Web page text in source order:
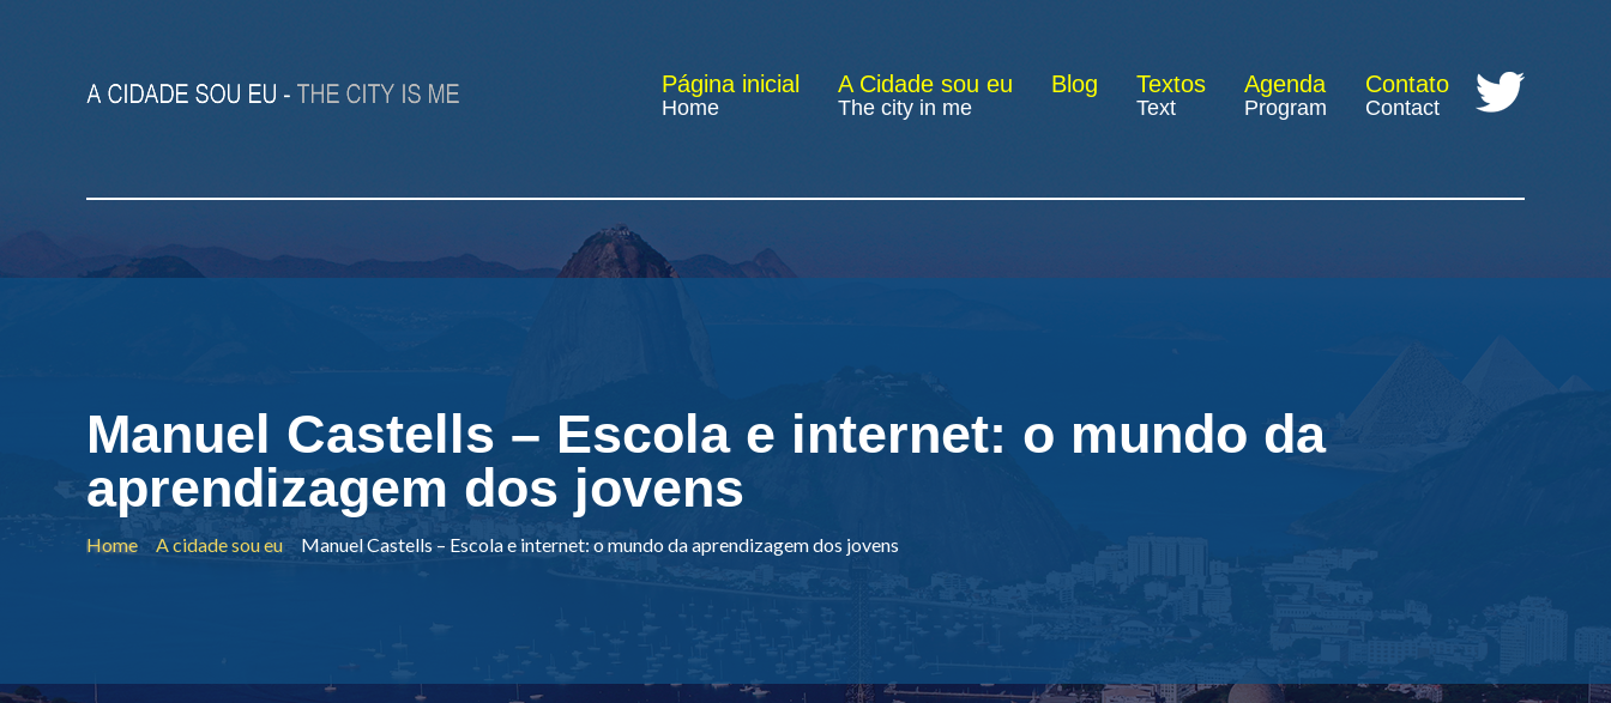
Página inicial
Home
A Cidade sou eu
The city in me
Blog Textos
Text
Agenda
Program
Contato
Contact
Manuel Castells – Escola e internet: o mundo da
aprendizagem dos jovens
Home A cidade sou eu Manuel Castells – Escola e internet: o mundo da aprendizagem dos jovens